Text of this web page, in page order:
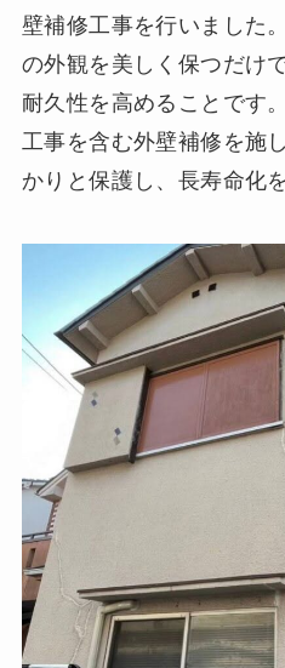
壁補修工事を行いました
の外観を美しく保つだけ
耐久性を高めることです
工事を含む外壁補修を施
かりと保護し、長寿命化